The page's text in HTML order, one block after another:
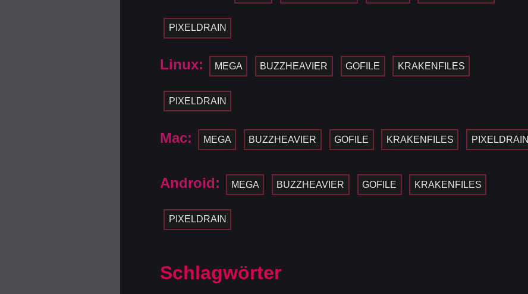
PIXELDRAIN
Linux: MEGA BUZZHEAVIER GOFILE KRAKENFILES
PIXELDRAIN
Mac: MEGA BUZZHEAVIER GOFILE KRAKENFILES PIXELDRAIN
Android: MEGA BUZZHEAVIER GOFILE KRAKENFILES
PIXELDRAIN
Schlagwörter